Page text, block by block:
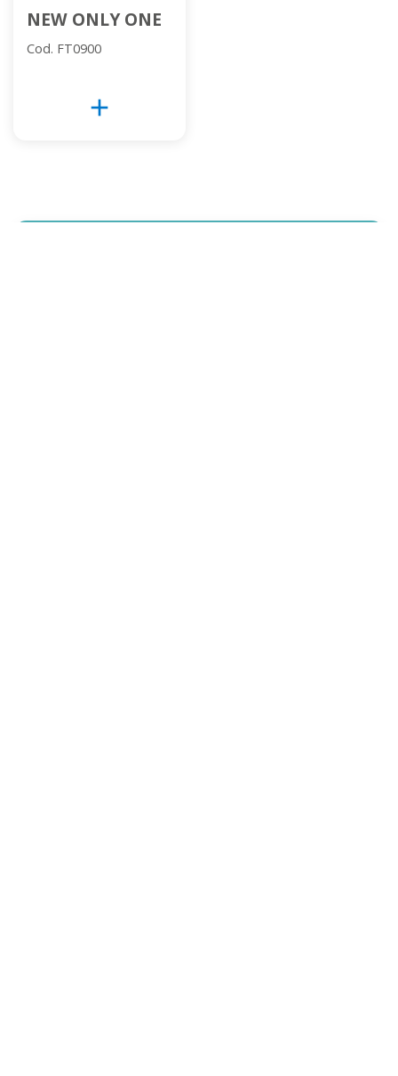
NEW ONLY ONE
Cod. FT0900
add